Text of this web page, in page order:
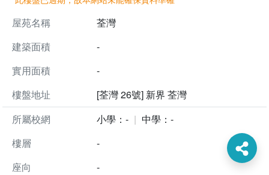
屋苑名稱
荃灣
建築面積
-
實用面積
-
樓盤地址
[荃灣 26號] 新界 荃灣
所屬校網
小學：-
中學：-
樓層
-
座向
-